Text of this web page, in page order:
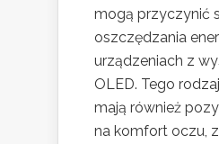
mogą przyczynić
oszczędzania
urządzeniach z
OLED. Tego
mają również
na komfort oczu,